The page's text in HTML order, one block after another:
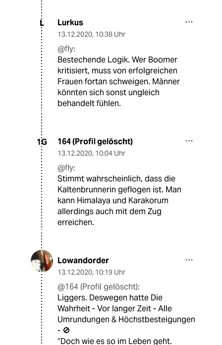
L Lurkus
13.12.2020, 10:38 Uhr
@fly:
Bestechende Logik. Wer Boomer
kritisiert, muss von erfolgreichen
Frauen fortan schweigen. Männer
könnten sich sonst ungleich
behandelt fühlen.
1G 164 (Profil gelöscht)
13.12.2020, 10:04 Uhr
@fly:
Stimmt wahrscheinlich, dass die
Kaltenbrunnerin geflogen ist. Man
kann Himalaya und Karakorum
allerdings auch mit dem Zug
erreichen.
Lowandorder
13.12.2020, 10:19 Uhr
@164 (Profil gelöscht):
Liggers. Deswegen hatte Die
Wahrheit - Vor langer Zeit - Alle
Umrundungen & Höchstbesteigungen
- 🚫
“Doch wie es so im Leben geht.